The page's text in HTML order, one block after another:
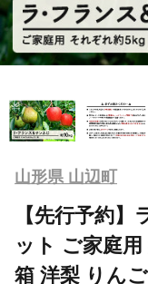
山形県 山辺町
【先行予約
ット ご家庭
箱 洋梨 りん